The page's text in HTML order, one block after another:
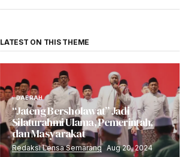
LATEST ON THIS THEME
DAERAH
“Jateng Bersholawat” Jadi
Silaturahmi Ulama, Pemerintah,
dan Masyarakat
Redaksi Lensa Semarang Aug 20, 2024